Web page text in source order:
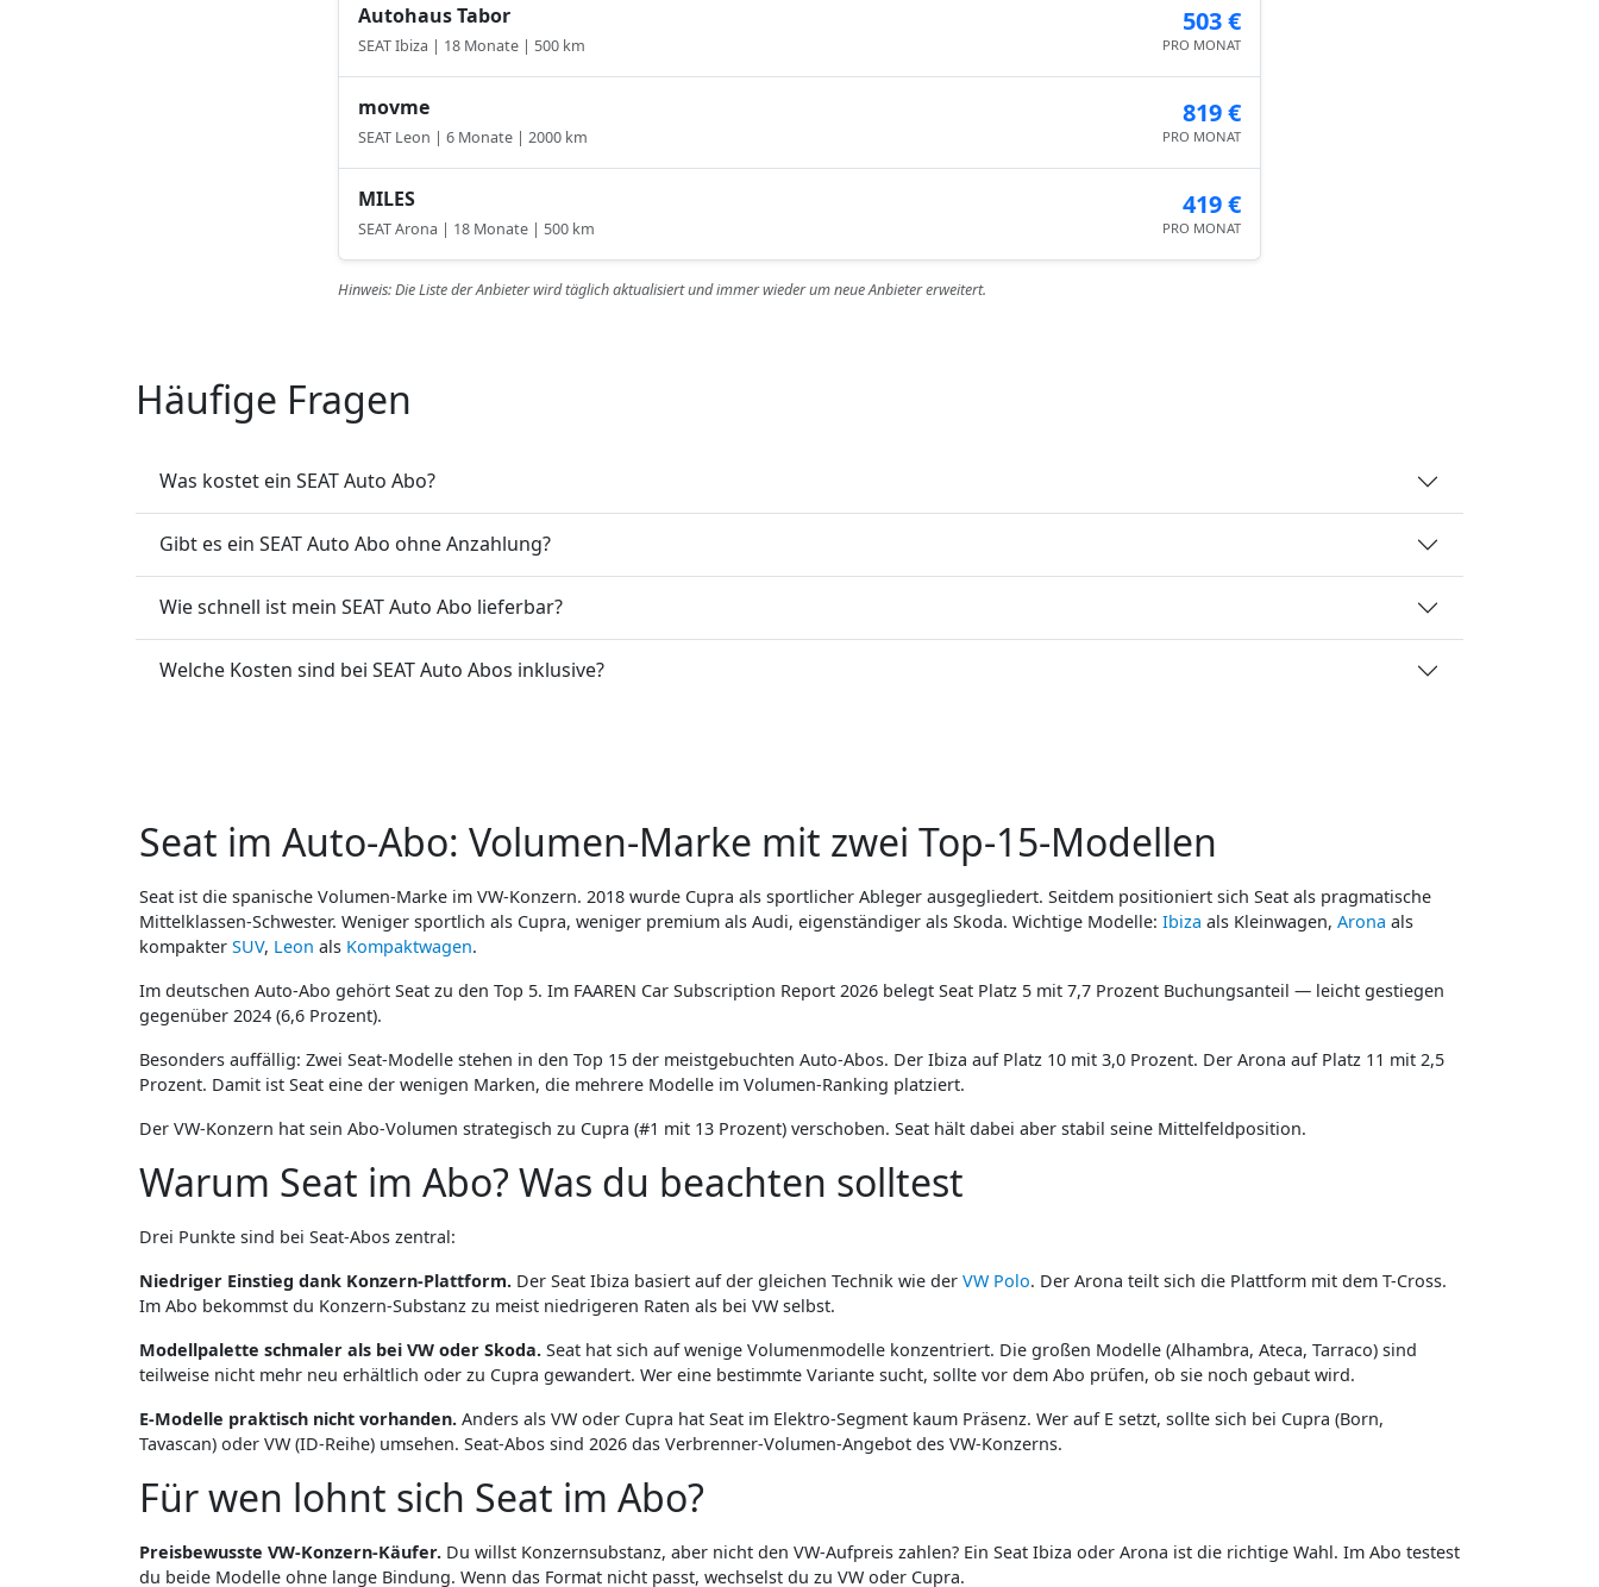
Autohaus Tabor
SEAT Ibiza | 18 Monate | 500 km
503 €
PRO MONAT
movme
SEAT Leon | 6 Monate | 2000 km
819 €
PRO MONAT
MILES
SEAT Arona | 18 Monate | 500 km
419 €
PRO MONAT
Hinweis: Die Liste der Anbieter wird täglich aktualisiert und immer wieder um neue Anbieter erweitert.
Häufige Fragen
Was kostet ein SEAT Auto Abo?
Gibt es ein SEAT Auto Abo ohne Anzahlung?
Wie schnell ist mein SEAT Auto Abo lieferbar?
Welche Kosten sind bei SEAT Auto Abos inklusive?
Seat im Auto-Abo: Volumen-Marke mit zwei Top-15-Modellen
Seat ist die spanische Volumen-Marke im VW-Konzern. 2018 wurde Cupra als sportlicher Ableger ausgegliedert. Seitdem positioniert sich Seat als pragmatische
Mittelklassen-Schwester. Weniger sportlich als Cupra, weniger premium als Audi, eigenständiger als Skoda. Wichtige Modelle: Ibiza als Kleinwagen, Arona als
kompakter SUV, Leon als Kompaktwagen.
Im deutschen Auto-Abo gehört Seat zu den Top 5. Im FAAREN Car Subscription Report 2026 belegt Seat Platz 5 mit 7,7 Prozent Buchungsanteil — leicht gestiegen
gegenüber 2024 (6,6 Prozent).
Besonders auffällig: Zwei Seat-Modelle stehen in den Top 15 der meistgebuchten Auto-Abos. Der Ibiza auf Platz 10 mit 3,0 Prozent. Der Arona auf Platz 11 mit 2,5
Prozent. Damit ist Seat eine der wenigen Marken, die mehrere Modelle im Volumen-Ranking platziert.
Der VW-Konzern hat sein Abo-Volumen strategisch zu Cupra (#1 mit 13 Prozent) verschoben. Seat hält dabei aber stabil seine Mittelfeldposition.
Warum Seat im Abo? Was du beachten solltest
Drei Punkte sind bei Seat-Abos zentral:
Niedriger Einstieg dank Konzern-Plattform. Der Seat Ibiza basiert auf der gleichen Technik wie der VW Polo. Der Arona teilt sich die Plattform mit dem T-Cross.
Im Abo bekommst du Konzern-Substanz zu meist niedrigeren Raten als bei VW selbst.
Modellpalette schmaler als bei VW oder Skoda. Seat hat sich auf wenige Volumenmodelle konzentriert. Die großen Modelle (Alhambra, Ateca, Tarraco) sind
teilweise nicht mehr neu erhältlich oder zu Cupra gewandert. Wer eine bestimmte Variante sucht, sollte vor dem Abo prüfen, ob sie noch gebaut wird.
E-Modelle praktisch nicht vorhanden. Anders als VW oder Cupra hat Seat im Elektro-Segment kaum Präsenz. Wer auf E setzt, sollte sich bei Cupra (Born,
Tavascan) oder VW (ID-Reihe) umsehen. Seat-Abos sind 2026 das Verbrenner-Volumen-Angebot des VW-Konzerns.
Für wen lohnt sich Seat im Abo?
Preisbewusste VW-Konzern-Käufer. Du willst Konzernsubstanz, aber nicht den VW-Aufpreis zahlen? Ein Seat Ibiza oder Arona ist die richtige Wahl. Im Abo testest
du beide Modelle ohne lange Bindung. Wenn das Format nicht passt, wechselst du zu VW oder Cupra.